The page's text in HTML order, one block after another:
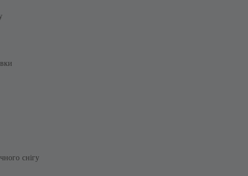
снігу